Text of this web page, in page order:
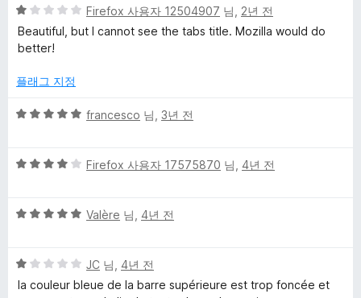
대
리
점
에
5
5
점
만
에
점
Firefox 사용자 12504907 님, 2년 전
Beautiful, but I cannot see the tabs title. Mozilla would do
better!
플래그 지정
5
점
점
francesco 님, 3년 전
5
점
점
Firefox 사용자 17575870 님, 4년 전
5
점
에
Valère 님, 4년 전
5
점
JC 님, 4년 전
la couleur bleue de la barre supérieure est trop foncée et